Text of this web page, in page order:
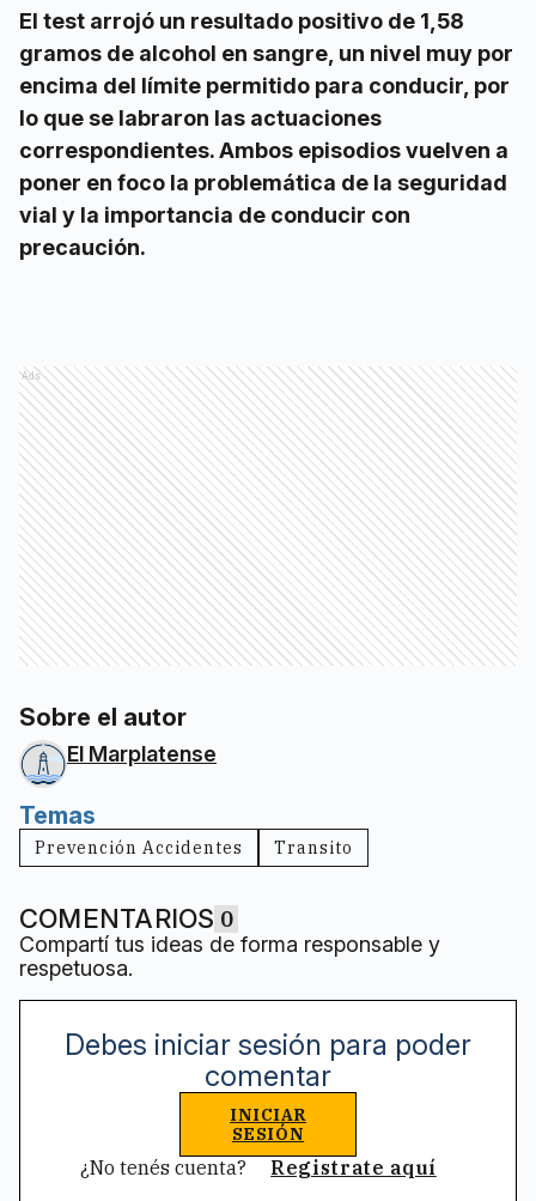
El test arrojó un resultado positivo de 1,58
gramos de alcohol en sangre, un nivel muy por
encima del límite permitido para conducir, por
lo que se labraron las actuaciones
correspondientes. Ambos episodios vuelven a
poner en foco la problemática de la seguridad
vial y la importancia de conducir con
precaución.
Ads
Sobre el autor
El Marplatense
Temas
Prevención Accidentes Transito
COMENTARIOS 0
Compartí tus ideas de forma responsable y
respetuosa.
Debes iniciar sesión para poder
comentar
INICIAR
SESIÓN
¿No tenés cuenta? Registrate aquí